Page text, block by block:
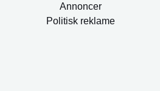
Annoncer
Politisk reklame